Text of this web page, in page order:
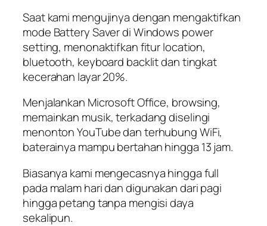
Saat kami mengujinya dengan mengaktifkan
mode Battery Saver di Windows power
setting, menonaktifkan fitur location,
bluetooth, keyboard backlit dan tingkat
kecerahan layar 20%.
Menjalankan Microsoft Office, browsing,
memainkan musik, terkadang diselingi
menonton YouTube dan terhubung WiFi,
baterainya mampu bertahan hingga 13 jam.
Biasanya kami mengecasnya hingga full
pada malam hari dan digunakan dari pagi
hingga petang tanpa mengisi daya
sekalipun.